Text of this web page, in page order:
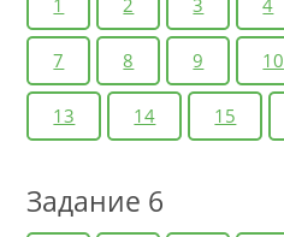
1 2 3 4
7 8 9 10
13 14 15
Задание 6